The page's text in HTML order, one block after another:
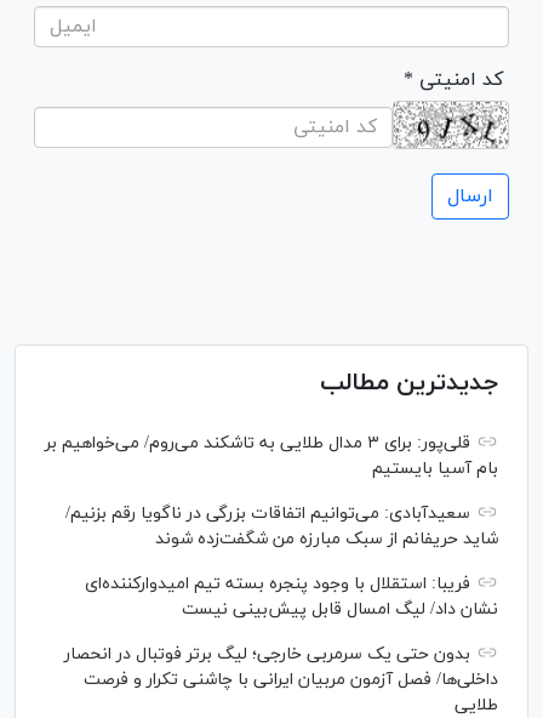
* کد امنیتی
جدیدترین مطالب
قلی‌پور: برای ۳ مدال طلایی به تاشکند می‌روم/ می‌خواهیم بر
بام آسیا بایستیم
سعیدآبادی: می‌توانیم اتفاقات بزرگی در ناگویا رقم بزنیم/
شاید حریفانم از سبک مبارزه من شگفت‌زده شوند
فریبا: استقلال با وجود پنجره بسته تیم امیدوارکننده‌ای
نشان داد/ لیگ امسال قابل پیش‌بینی نیست
بدون حتی یک سرمربی خارجی؛ لیگ برتر فوتبال در انحصار
داخلی‌ها/ فصل آزمون مربیان ایرانی با چاشنی تکرار و فرصت
طلایی